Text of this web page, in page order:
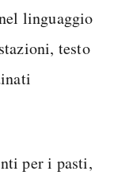
linguaggio
testo
per i pasti,